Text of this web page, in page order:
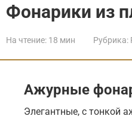
Фонарики из
На чтение: 18 мин Рубрика:
Ажурные
Элегантные, с тонкой